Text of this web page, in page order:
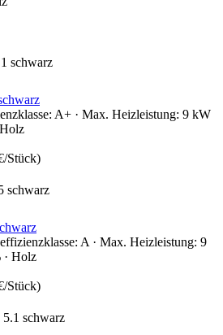
A+ · Max. Heizleistung: 9 kW
Stück)
A · Max. Heizleistung: 9
· Holz
Stück)